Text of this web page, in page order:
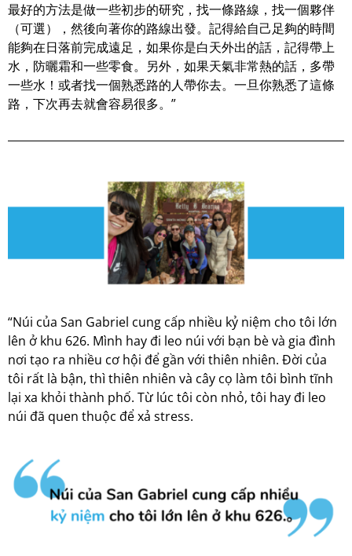
最好的方法是做一些初步的研究，找一條路線，找一個夥伴
（可選），然後向著你的路線出發。記得給自己足夠的時間
能夠在日落前完成遠足，如果你是白天外出的話，記得帶上
水，防曬霜和一些零食。另外，如果天氣非常熱的話，多帶
一些水！或者找一個熟悉路的人帶你去。一旦你熟悉了這條
路，下次再去就會容易很多。”
“Núi của San Gabriel cung cấp nhiều kỷ niệm cho tôi lớn
lên ở khu 626. Mình hay đi leo núi với bạn bè và gia đình
nơi tạo ra nhiều cơ hội để gần với thiên nhiên. Đời của
tôi rất là bận, thì thiên nhiên và cây cọ làm tôi bình tĩnh
lại xa khỏi thành phố. Từ lúc tôi còn nhỏ, tôi hay đi leo
núi đã quen thuộc để xả stress.